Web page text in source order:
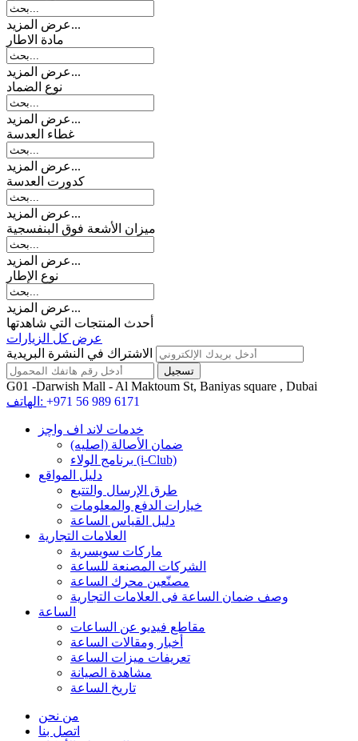
عرض المزيد...
مادة الاطار
عرض المزيد...
نوع الضماد
عرض المزيد...
غطاء العدسة
عرض المزيد...
کدورت العدسة
عرض المزيد...
میزان الأشعة فوق البنفسجية
عرض المزيد...
نوع الإطار
عرض المزيد...
أحدث المنتجات التي شاهدتها
عرض كل الزيارات
الاشتراك في النشرة البريدية
G01 -Darwish Mall - Al Maktoum St, Baniyas square , Dubai
الهاتف: +971 56 989 6171
خدمات لاند اف واچز
ضمان الأصالة (اصلیه)
برنامج الولاء (i-Club)
دليل المواقع
طرق الإرسال والتتبع
خيارات الدفع والمعلومات
دليل القياس الساعة
العلامات التجارية
ماركات سويسرية
الشركات المصنعة للساعة
مصنّعين محرك الساعة
وصف ضمان الساعة فی العلامات التجارية
الساعة
مقاطع فيديو عن الساعات
أخبار ومقالات الساعة
تعريفات ميزات الساعة
مشاهدة الصيانة
تاريخ الساعة
من نحن
اتصل بنا